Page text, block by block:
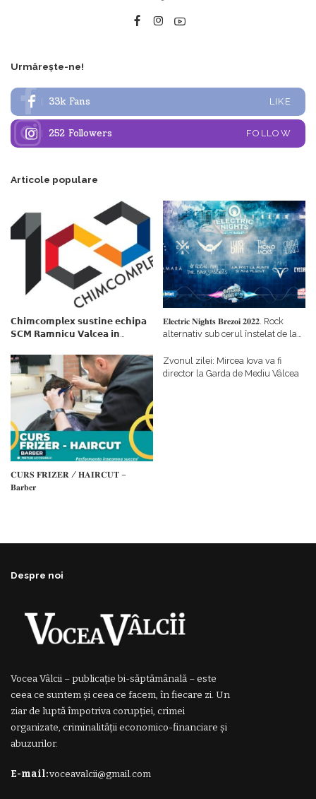
Urmărește-ne!
33k Fans LIKE
252 Followers FOLLOW
Articole populare
𝗖𝗵𝗶𝗺𝗰𝗼𝗺𝗽𝗹𝗲𝘅 𝘀𝘂𝘀𝘁𝗶𝗻𝗲 𝗲𝗰𝗵𝗶𝗽𝗮
𝗦𝗖𝗠 𝗥𝗮𝗺𝗻𝗶𝗰𝘂 𝗩𝗮𝗹𝗰𝗲𝗮 𝗶𝗻
𝗳𝗶𝗻𝗮𝗻𝘁𝗮𝘁𝗼𝗿
𝐄𝐥𝐞𝐜𝐭𝐫𝐢𝐜 𝐍𝐢𝐠𝐡𝐭𝐬 𝐁𝐫𝐞𝐳𝐨𝐢 𝟐𝟎𝟐𝟐. Rock
alternativ sub cerul înstelat de la
𝐂𝐔𝐑𝐒 𝐅𝐑𝐈𝐙𝐄𝐑 / 𝐇𝐀𝐈𝐑𝐂𝐔𝐓 –
𝐁𝐚𝐫𝐛𝐞𝐫
Zvonul zilei: Mircea Iova va fi
director la Garda de Mediu Vâlcea
Despre noi
Vocea Vâlcii – publicație bi-săptămânală – este
ceea ce suntem și ceea ce facem, în fiecare zi. Un
ziar de luptă împotriva corupției, crimei
organizate, criminalității economico-financiare și
abuzurilor.
E-mail:voceavalcii@gmail.com